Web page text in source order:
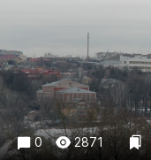
Авто и
Криминал
Культура
0 2871